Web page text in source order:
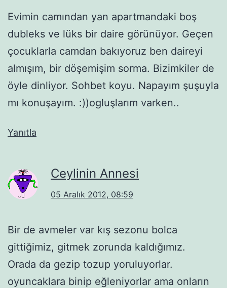
Evimin camından yan apartmandaki boş
dubleks ve lüks bir daire görünüyor. Geçen
çocuklarla camdan bakıyoruz ben daireyi
almışım, bir döşemişim sorma. Bizimkiler de
öyle dinliyor. Sohbet koyu. Napayım şuşuyla
mı konuşayım. :))ogluşlarım varken..
Yanıtla
Ceylinin Annesi
05 Aralık 2012, 08:59
Bir de avmeler var kış sezonu bolca
gittiğimiz, gitmek zorunda kaldığımız.
Orada da gezip tozup yoruluyorlar.
oyuncaklara binip eğleniyorlar ama onların